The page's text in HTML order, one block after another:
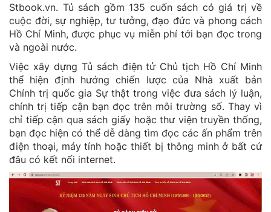
Stbook.vn. Tủ sách gồm 135 cuốn sách có giá trị về
cuộc đời, sự nghiệp, tư tưởng, đạo đức và phong cách
Hồ Chí Minh, được phục vụ miễn phí tới bạn đọc trong
và ngoài nước.
Việc xây dựng Tủ sách điện tử Chủ tịch Hồ Chí Minh
thể hiện định hướng chiến lược của Nhà xuất bản
Chính trị quốc gia Sự thật trong việc đưa sách lý luận,
chính trị tiếp cận bạn đọc trên môi trường số. Thay vì
chỉ tiếp cận qua sách giấy hoặc thư viện truyền thống,
bạn đọc hiện có thể dễ dàng tìm đọc các ấn phẩm trên
điện thoại, máy tính hoặc thiết bị thông minh ở bất cứ
đâu có kết nối internet.